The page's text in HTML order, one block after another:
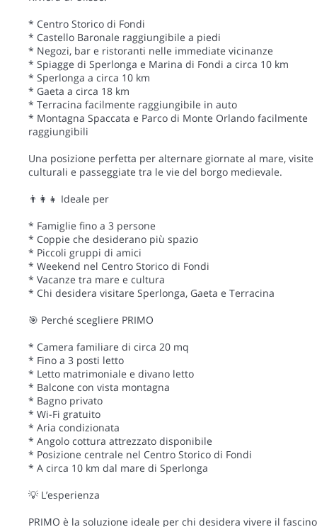
* Centro Storico di Fondi
* Castello Baronale raggiungibile a piedi
* Negozi, bar e ristoranti nelle immediate vicinanze
* Spiagge di Sperlonga e Marina di Fondi a circa 10 km
* Sperlonga a circa 10 km
* Gaeta a circa 18 km
* Terracina facilmente raggiungibile in auto
* Montagna Spaccata e Parco di Monte Orlando facilmente
raggiungibili
Una posizione perfetta per alternare giornate al mare, visite
culturali e passeggiate tra le vie del borgo medievale.
👨👩👧 Ideale per
* Famiglie fino a 3 persone
* Coppie che desiderano più spazio
* Piccoli gruppi di amici
* Weekend nel Centro Storico di Fondi
* Vacanze tra mare e cultura
* Chi desidera visitare Sperlonga, Gaeta e Terracina
🎯 Perché scegliere PRIMO
* Camera familiare di circa 20 mq
* Fino a 3 posti letto
* Letto matrimoniale e divano letto
* Balcone con vista montagna
* Bagno privato
* Wi-Fi gratuito
* Aria condizionata
* Angolo cottura attrezzato disponibile
* Posizione centrale nel Centro Storico di Fondi
* A circa 10 km dal mare di Sperlonga
💡 L’esperienza
PRIMO è la soluzione ideale per chi desidera vivere il fascino